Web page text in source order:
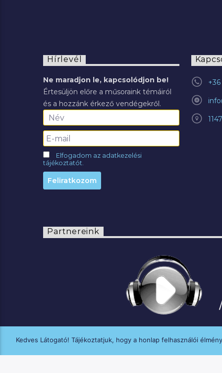
Hírlevél
Ne maradjon le, kapcsolódjon be!
Értesüljön előre a műsoraink témáiról
és a hozzánk érkező vendégekről.
Elfogadom az adatkezelési
tájékoztatót.
+36
Partnereink
Kedves Látogató! Tájékoztatjuk, hogy a honlap felhasználói